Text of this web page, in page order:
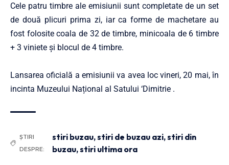
Cele patru timbre ale emisiunii sunt completate de un set
de două plicuri prima zi, iar ca forme de machetare au
fost folosite coala de 32 de timbre, minicoala de 6 timbre
+ 3 viniete și blocul de 4 timbre.
Lansarea oficială a emisiunii va avea loc vineri, 20 mai, în
incinta Muzeului Național al Satului ‘Dimitrie .
ȘTIRI
DESPRE:
stiri buzau,stiri de buzau azi,stiri din
buzau,stiri ultima ora